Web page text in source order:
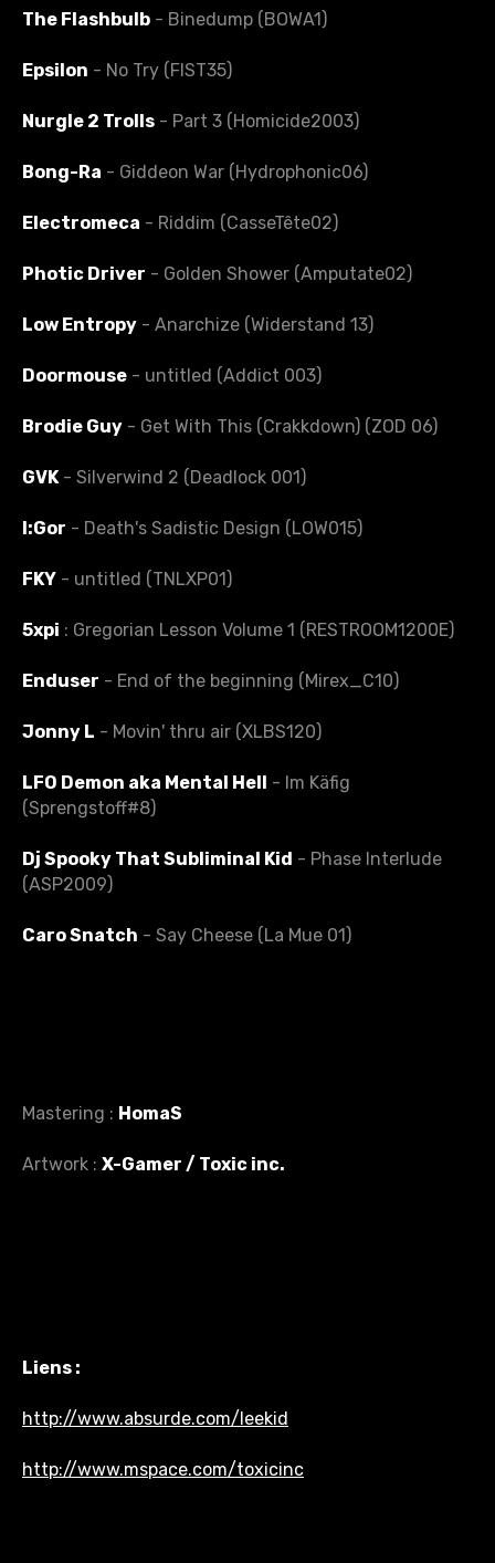
The Flashbulb - Binedump (BOWA1)
Epsilon - No Try (FIST35)
Nurgle 2 Trolls - Part 3 (Homicide2003)
Bong-Ra - Giddeon War (Hydrophonic06)
Electromeca - Riddim (CasseTête02)
Photic Driver - Golden Shower (Amputate02)
Low Entropy - Anarchize (Widerstand 13)
Doormouse - untitled (Addict 003)
Brodie Guy - Get With This (Crakkdown) (ZOD 06)
GVK- Silverwind 2 (Deadlock 001)
I:Gor - Death's Sadistic Design (LOW015)
FKY - untitled (TNLXP01)
5xpi : Gregorian Lesson Volume 1 (RESTROOM1200E)
Enduser - End of the beginning (Mirex_C10)
Jonny L - Movin' thru air (XLBS120)
LFO Demon aka Mental Hell - Im Käfig
(Sprengstoff#8)
Dj Spooky That Subliminal Kid - Phase Interlude
(ASP2009)
Caro Snatch - Say Cheese (La Mue 01)
Mastering : HomaS
Artwork : X-Gamer / Toxic inc.
Liens :
http://www.absurde.com/leekid
http://www.mspace.com/toxicinc